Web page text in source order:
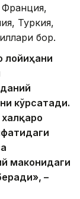
Туркия,
бор.
лойиҳани
кўрсатади.
маконидаги
–